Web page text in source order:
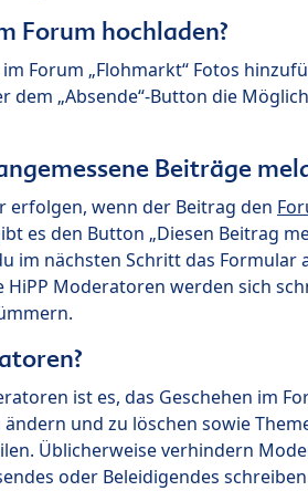
Forum hochladen?
Forum „Flohmarkt“ Fotos
dem „Absende“-Button die
Beiträge
erfolgen, wenn der Beitrag den
es den Button „Diesen Beitrag
im nächsten Schritt das Formular
HiPP Moderatoren werden sich
ist es, das Geschehen im
ändern und zu löschen sowie
Üblicherweise verhindern
oder Beleidigendes